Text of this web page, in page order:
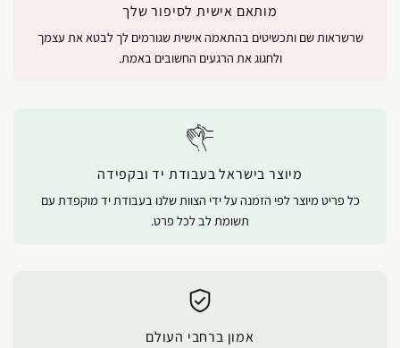
מותאם אישית לסיפור שלך
שרשראות שם ותכשיטים בהתאמה אישית שגורמים לך לבטא את עצמך
ולחגוג את הרגעים החשובים באמת.
מיוצר בישראל בעבודת יד ובקפידה
כל פריט מיוצר לפי הזמנה על ידי הצוות שלנו בעבודת יד מוקפדת עם
תשומת לב לכל פרט.
אמון ברחבי העולם